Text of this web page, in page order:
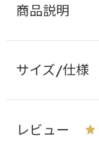
商品説明
サイズ/仕様
レビュー